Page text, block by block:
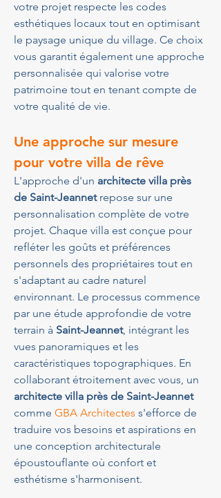
votre projet respecte les codes
esthétiques locaux tout en optimisant
le paysage unique du village. Ce choix
vous garantit également une approche
personnalisée qui valorise votre
patrimoine tout en tenant compte de
votre qualité de vie.
Une approche sur mesure
pour votre villa de rêve
L'approche d'un architecte villa près
de Saint-Jeannet repose sur une
personnalisation complète de votre
projet. Chaque villa est conçue pour
refléter les goûts et préférences
personnels des propriétaires tout en
s'adaptant au cadre naturel
environnant. Le processus commence
par une étude approfondie de votre
terrain à Saint-Jeannet, intégrant les
vues panoramiques et les
caractéristiques topographiques. En
collaborant étroitement avec vous, un
architecte villa près de Saint-Jeannet
comme GBA Architectes s'efforce de
traduire vos besoins et aspirations en
une conception architecturale
époustouflante où confort et
esthétisme s'harmonisent.